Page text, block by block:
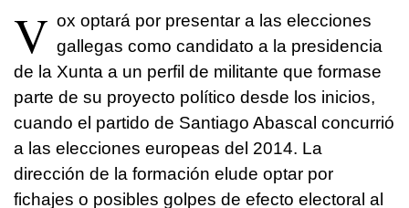
V ox optará por presentar a las elecciones
gallegas como candidato a la presidencia
de la Xunta a un perfil de militante que formase
parte de su proyecto político desde los inicios,
cuando el partido de Santiago Abascal concurrió
a las elecciones europeas del 2014. La
dirección de la formación elude optar por
fichajes o posibles golpes de efecto electoral al